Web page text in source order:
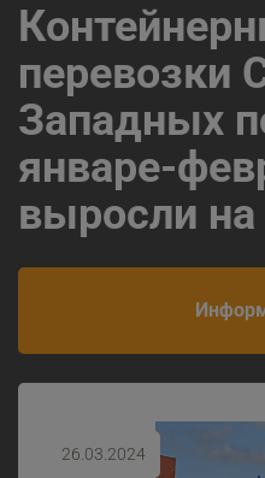
перевозки
Западных
январе-
выросли на
26.03.2024